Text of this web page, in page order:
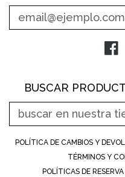
BUSCAR
POLÍTICA DE CAMBIOS Y
TÉRMINOS Y
POLÍTICAS DE